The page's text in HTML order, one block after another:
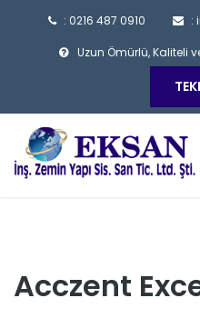
: 0216 487 0910 :
Uzun Ömürlü, Kaliteli
Acczent